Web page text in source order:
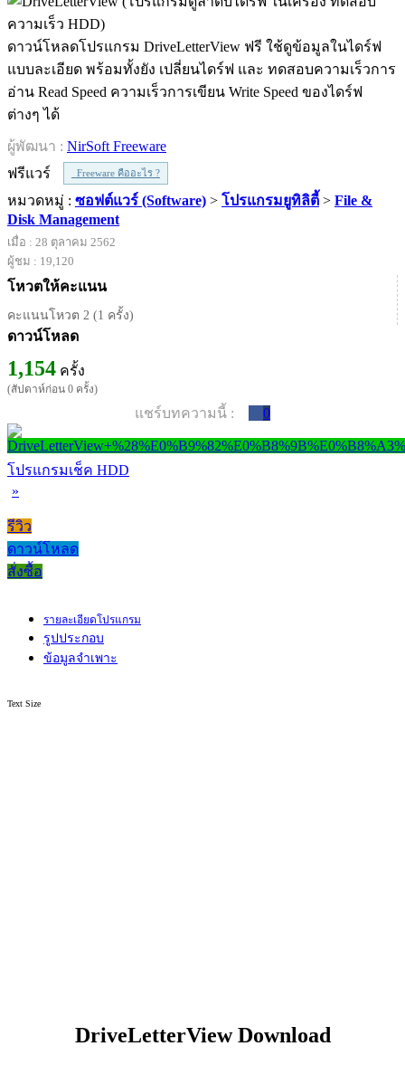
ดาวน์โหลดโปรแกรม DriveLetterView ฟรี ใช้ดูข้อมูลในไดร์ฟ
แบบละเอียด พร้อมทั้งยัง เปลี่ยนไดร์ฟ และ ทดสอบความเร็วการ
อ่าน Read Speed ความเร็วการเขียน Write Speed ของไดร์ฟ
ต่างๆ ได้
ผู้พัฒนา : NirSoft Freeware
ฟรีแวร์
Freeware คืออะไร ?
หมวดหมู่ : ซอฟต์แวร์ (Software) > โปรแกรมยูทิลิตี้ > File &
Disk Management
เมื่อ : 28 ตุลาคม 2562
ผู้ชม : 19,120
โหวตให้คะแนน
คะแนนโหวต 2 (1 ครั้ง)
ดาวน์โหลด
1,154 ครั้ง
(สัปดาห์ก่อน 0 ครั้ง)
แชร์บทความนี้ : 0
โปรแกรมเช็ค HDD
»
รีวิว
ดาวน์โหลด
สั่งซื้อ
รายละเอียดโปรแกรม
รูปประกอบ
ข้อมูลจำเพาะ
Text Size
DriveLetterView Download